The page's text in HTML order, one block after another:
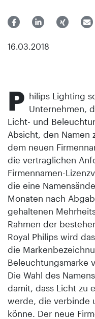
16.03.2018
P hilips Lighting
Unternehmen,
Licht- und
Absicht, den Namen
dem neuen
die vertraglichen
Firmennamen-
die eine
Monaten nach
gehaltenen
Rahmen der
Royal Philips wird
die
Beleuchtungsmarke
Die Wahl des
damit, dass Licht zu
werde, die verbinde
könne. Der neue